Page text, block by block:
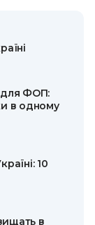
для ФОП:
в одному
10
в